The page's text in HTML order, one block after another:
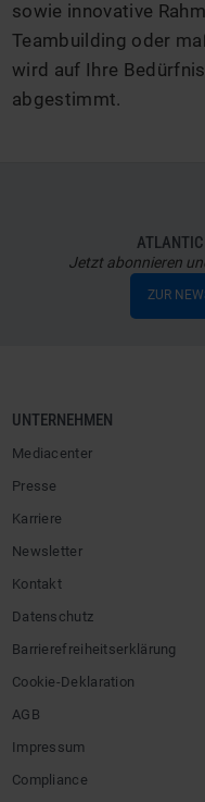
sowie innovative
Teambuilding oder
wird auf Ihre
abgestimmt.
ATLANTIC
Jetzt abonnieren
ZUR
UNTERNEHMEN
Mediacenter
Presse
Karriere
Newsletter
Kontakt
Datenschutz
Barrierefreiheitserklärung
Cookie-Deklaration
AGB
Impressum
Compliance